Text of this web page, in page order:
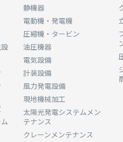
静機器
電動機・発電機
圧縮機・タービン
油圧機器
電気設備
計装設備
風力発電設備
現地機械加工
太陽光発電システムメン
テナンス
クレーンメンテナンス